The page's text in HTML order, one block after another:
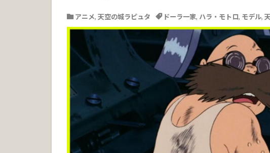
アニメ, 天空の城ラピュタ ドーラ一家, ハラ・モトロ, モデル,